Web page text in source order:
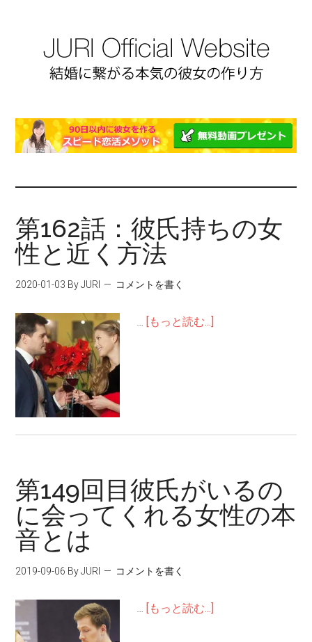
第162話：彼氏持ちの女
性と近く方法
2020-01-03 By JURI コメントを書く
… [もっと読む...]
第149回目彼氏がいるの
に会ってくれる女性の本
音とは
2019-09-06 By JURI コメントを書く
… [もっと読む...]